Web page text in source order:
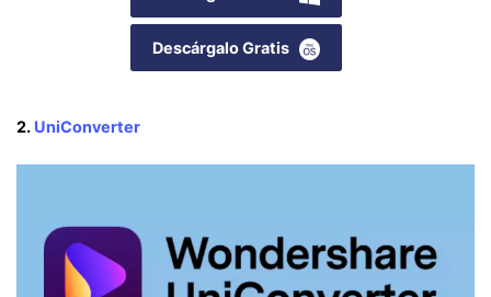
Descárgalo Gratis
2. UniConverter